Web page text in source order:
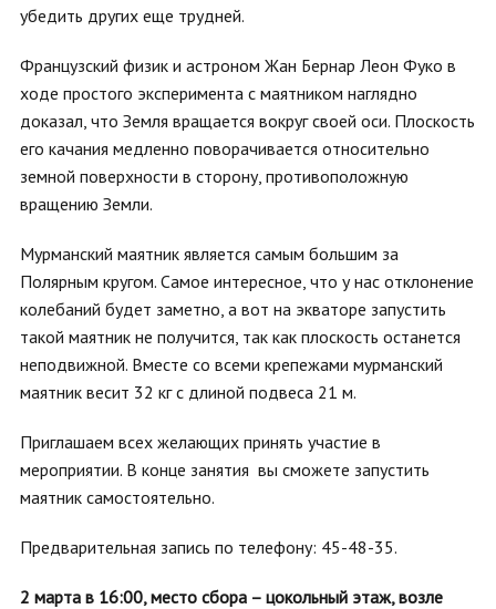
убедить других еще трудней.
Французский физик и астроном Жан Бернар Леон Фуко в
ходе простого эксперимента с маятником наглядно
доказал, что Земля вращается вокруг своей оси. Плоскость
его качания медленно поворачивается относительно
земной поверхности в сторону, противоположную
вращению Земли.
Мурманский маятник является самым большим за
Полярным кругом. Самое интересное, что у нас отклонение
колебаний будет заметно, а вот на экваторе запустить
такой маятник не получится, так как плоскость останется
неподвижной. Вместе со всеми крепежами мурманский
маятник весит 32 кг с длиной подвеса 21 м.
Приглашаем всех желающих принять участие в
мероприятии. В конце занятия вы сможете запустить
маятник самостоятельно.
Предварительная запись по телефону: 45-48-35.
2 марта в 16:00, место сбора – цокольный этаж, возле